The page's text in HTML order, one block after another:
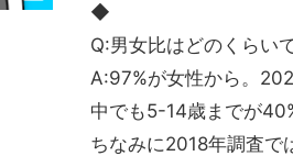
◆
Q:男女比はどのくらい
A:97%が女性から。
中でも5-14歳までが
ちなみに2018年調査で